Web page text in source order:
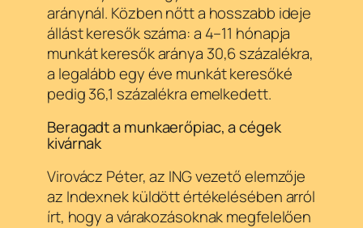
aránynál. Közben nőtt a hosszabb ideje
állást keresők száma: a 4–11 hónapja
munkát keresők aránya 30,6 százalékra,
a legalább egy éve munkát keresőké
pedig 36,1 százalékra emelkedett.
Beragadt a munkaerőpiac, a cégek
kivárnak
Virovácz Péter, az ING vezető elemzője
az Indexnek küldött értékelésében arról
írt, hogy a várakozásoknak megfelelően